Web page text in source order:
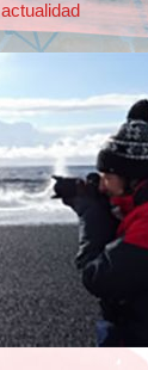
actualidad